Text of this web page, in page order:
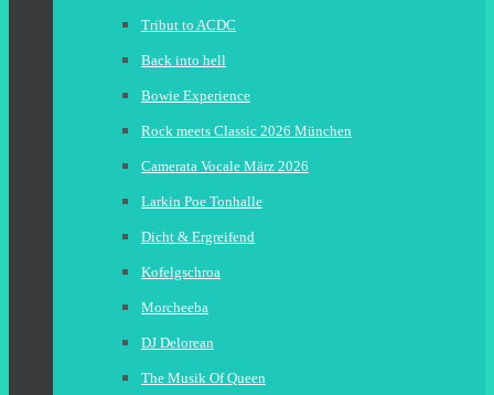
Tribut to ACDC
Back into hell
Bowie Experience
Rock meets Classic 2026 München
Camerata Vocale März 2026
Larkin Poe Tonhalle
Dicht & Ergreifend
Kofelgschroa
Morcheeba
DJ Delorean
The Musik Of Queen